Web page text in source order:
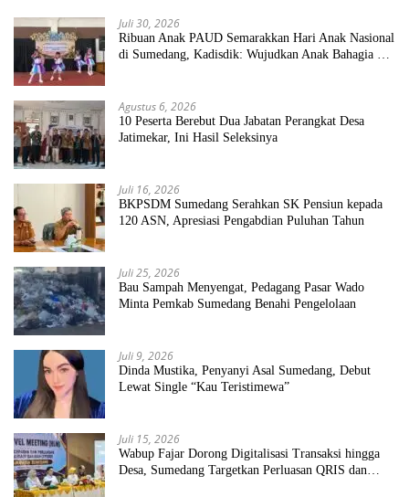
Juli 30, 2026
Ribuan Anak PAUD Semarakkan Hari Anak Nasional
di Sumedang, Kadisdik: Wujudkan Anak Bahagia dan
Agustus 6, 2026
10 Peserta Berebut Dua Jabatan Perangkat Desa
Jatimekar, Ini Hasil Seleksinya
Juli 16, 2026
BKPSDM Sumedang Serahkan SK Pensiun kepada
120 ASN, Apresiasi Pengabdian Puluhan Tahun
Juli 25, 2026
Bau Sampah Menyengat, Pedagang Pasar Wado
Minta Pemkab Sumedang Benahi Pengelolaan
Juli 9, 2026
Dinda Mustika, Penyanyi Asal Sumedang, Debut
Lewat Single “Kau Teristimewa”
Juli 15, 2026
Wabup Fajar Dorong Digitalisasi Transaksi hingga
Desa, Sumedang Targetkan Perluasan QRIS dan